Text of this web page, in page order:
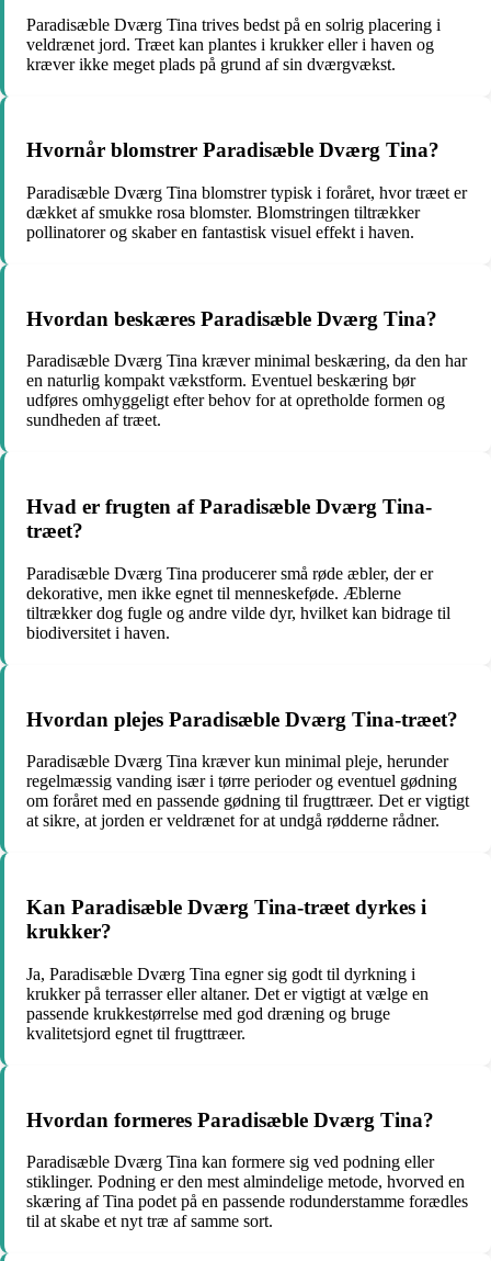
Paradisæble Dværg Tina trives bedst på en solrig placering i
veldrænet jord. Træet kan plantes i krukker eller i haven og
kræver ikke meget plads på grund af sin dværgvækst.
Hvornår blomstrer Paradisæble Dværg Tina?
Paradisæble Dværg Tina blomstrer typisk i foråret, hvor træet er
dækket af smukke rosa blomster. Blomstringen tiltrækker
pollinatorer og skaber en fantastisk visuel effekt i haven.
Hvordan beskæres Paradisæble Dværg Tina?
Paradisæble Dværg Tina kræver minimal beskæring, da den har
en naturlig kompakt vækstform. Eventuel beskæring bør
udføres omhyggeligt efter behov for at opretholde formen og
sundheden af træet.
Hvad er frugten af Paradisæble Dværg Tina-
træet?
Paradisæble Dværg Tina producerer små røde æbler, der er
dekorative, men ikke egnet til menneskeføde. Æblerne
tiltrækker dog fugle og andre vilde dyr, hvilket kan bidrage til
biodiversitet i haven.
Hvordan plejes Paradisæble Dværg Tina-træet?
Paradisæble Dværg Tina kræver kun minimal pleje, herunder
regelmæssig vanding især i tørre perioder og eventuel gødning
om foråret med en passende gødning til frugttræer. Det er vigtigt
at sikre, at jorden er veldrænet for at undgå rødderne rådner.
Kan Paradisæble Dværg Tina-træet dyrkes i
krukker?
Ja, Paradisæble Dværg Tina egner sig godt til dyrkning i
krukker på terrasser eller altaner. Det er vigtigt at vælge en
passende krukkestørrelse med god dræning og bruge
kvalitetsjord egnet til frugttræer.
Hvordan formeres Paradisæble Dværg Tina?
Paradisæble Dværg Tina kan formere sig ved podning eller
stiklinger. Podning er den mest almindelige metode, hvorved en
skæring af Tina podet på en passende rodunderstamme forædles
til at skabe et nyt træ af samme sort.